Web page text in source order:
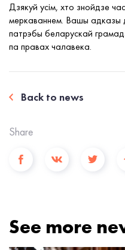
Дзякуй усім, хто знойдзе
меркаваннем. Вашы адказы
патрэбы беларускай
па правах чалавека.
Back to news
Share
See more